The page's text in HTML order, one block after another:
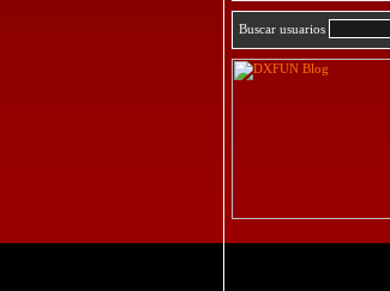
Buscar usuarios